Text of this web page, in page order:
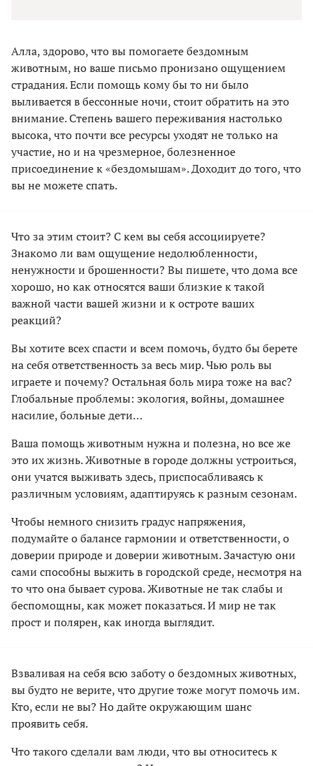
Алла, здорово, что вы помогаете бездомным
животным, но ваше письмо пронизано ощущением
страдания. Если помощь кому бы то ни было
выливается в бессонные ночи, стоит обратить на это
внимание. Степень вашего переживания настолько
высока, что почти все ресурсы уходят не только на
участие, но и на чрезмерное, болезненное
присоединение к «бездомышам». Доходит до того, что
вы не можете спать.
Что за этим стоит? С кем вы себя ассоциируете?
Знакомо ли вам ощущение недолюбленности,
ненужности и брошенности? Вы пишете, что дома все
хорошо, но как относятся ваши близкие к такой
важной части вашей жизни и к остроте ваших
реакций?
Вы хотите всех спасти и всем помочь, будто бы берете
на себя ответственность за весь мир. Чью роль вы
играете и почему? Остальная боль мира тоже на вас?
Глобальные проблемы: экология, войны, домашнее
насилие, больные дети…
Ваша помощь животным нужна и полезна, но все же
это их жизнь. Животные в городе должны устроиться,
они учатся выживать здесь, приспосабливаясь к
различным условиям, адаптируясь к разным сезонам.
Чтобы немного снизить градус напряжения,
подумайте о балансе гармонии и ответственности, о
доверии природе и доверии животным. Зачастую они
сами способны выжить в городской среде, несмотря на
то что она бывает сурова. Животные не так слабы и
беспомощны, как может показаться. И мир не так
прост и полярен, как иногда выглядит.
Взваливая на себя всю заботу о бездомных животных,
вы будто не верите, что другие тоже могут помочь им.
Кто, если не вы? Но дайте окружающим шанс
проявить себя.
Что такого сделали вам люди, что вы относитесь к